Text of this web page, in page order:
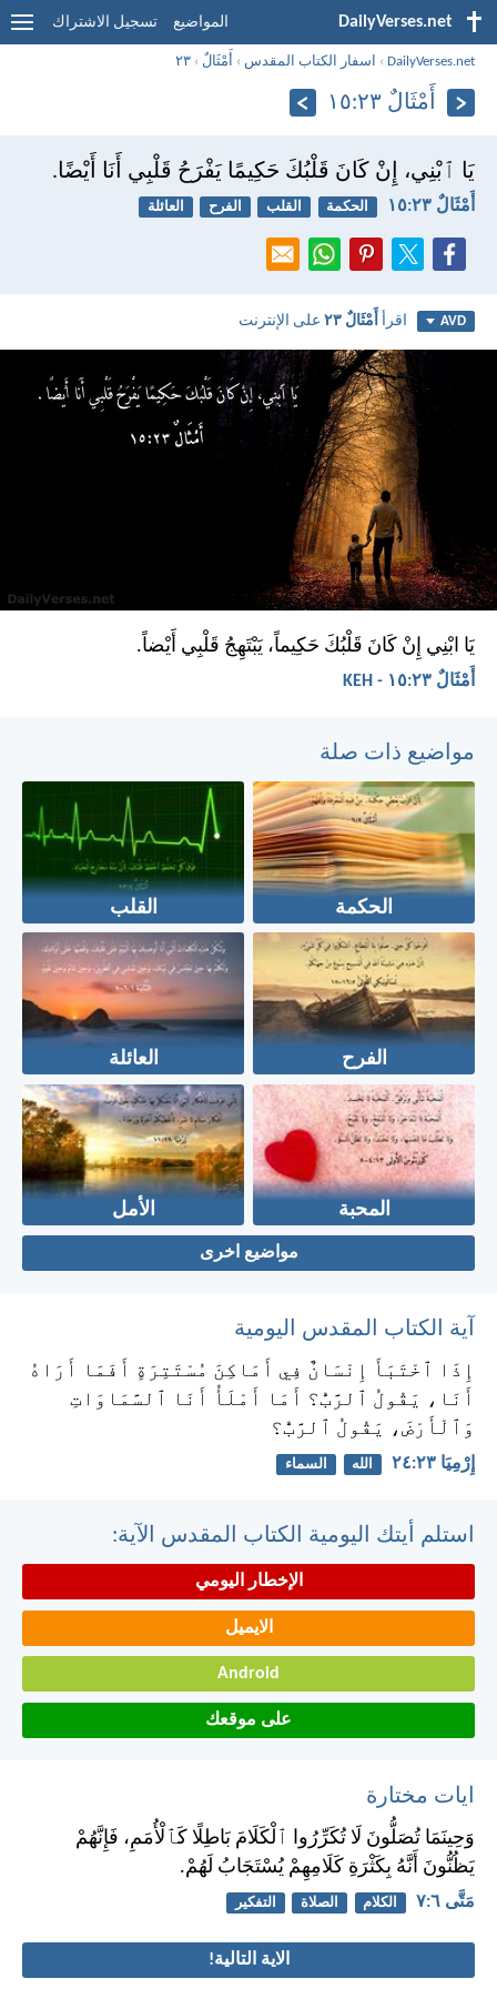
DailyVerses.net المواضيع تسجيل الاشتراك
DailyVerses.net
› اسفار الكتاب المقدس › أَمْثَالٌ ›٢٣
أَمْثَالٌ ٢٣:‏١٥
يَا ٱبْنِي، إِنْ كَانَ قَلْبُكَ حَكِيمًا يَفْرَحُ قَلْبِي أَنَا أَيْضًا.
أَمْثَالٌ ٢٣:‏١٥ الحكمة القلب الفرح العائلة
AVD اقرأأَمْثَالٌ ٢٣ على الإنترنت
يَا ابْنِي إِنْ كَانَ قَلْبُكَ حَكِيماً، يَبْتَهِجُ قَلْبِي أَيْضاً.
أَمْثَالٌ ٢٣:‏١٥ - KEH
مواضيع ذات صلة
الحكمة القلب
الفرح العائلة
المحبة الأمل
مواضيع اخرى
آية الكتاب المقدس اليومية
إِذَا ٱخْتَبَأَ إِنْسَانٌ فِي أَمَاكِنَ مُسْتَتِرَةٍ أَفَمَا أَرَاهُ
أَنَا، يَقُولُ ٱلرَّبُّ؟ أَمَا أَمْلَأُ أَنَا ٱلسَّمَاوَاتِ
وَٱلْأَرْضَ، يَقُولُ ٱلرَّبُّ؟
إِرْمِيَا ٢٣:‏٢٤ الله السماء
استلم أيتك اليومية الكتاب المقدس الآية:
الإخطار اليومي
الايميل
Android
على موقعك
ايات مختارة
وَحِينَمَا تُصَلُّونَ لَا تُكَرِّرُوا ٱلْكَلَامَ بَاطِلًا كَٱلْأُمَمِ، فَإِنَّهُمْ
يَظُنُّونَ أَنَّهُ بِكَثْرَةِ كَلَامِهِمْ يُسْتَجَابُ لَهُمْ.
مَتَّى ٦:‏٧ الكلام الصلاة التفكير
الاية التالية!